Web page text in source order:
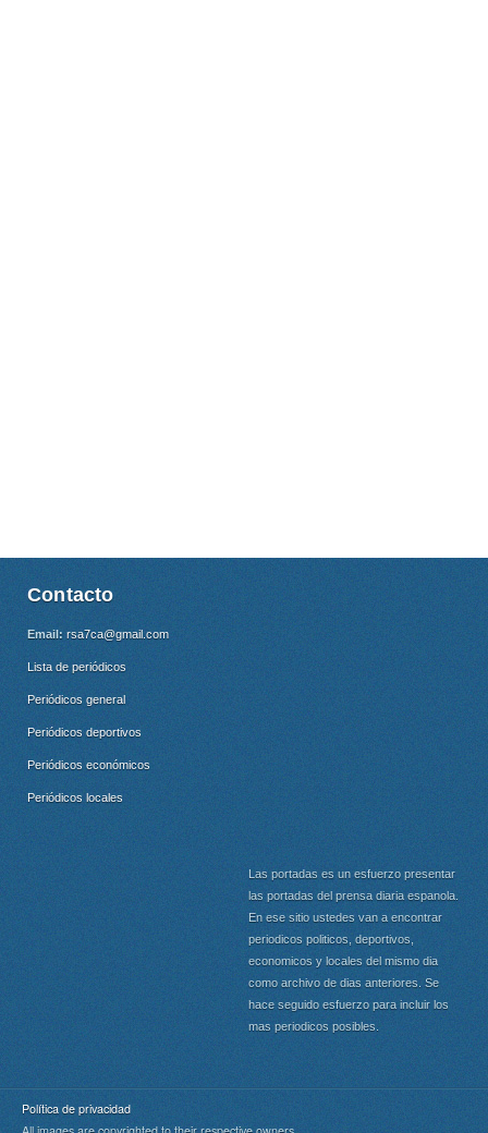
Contacto
Email: rsa7ca@gmail.com
Lista de periódicos
Periódicos general
Periódicos deportivos
Periódicos económicos
Periódicos locales
Las portadas es un esfuerzo presentar
las portadas del prensa diaria espanola.
En ese sitio ustedes van a encontrar
periodicos politicos, deportivos,
economicos y locales del mismo dia
como archivo de dias anteriores. Se
hace seguido esfuerzo para incluir los
mas periodicos posibles.
Política de privacidad